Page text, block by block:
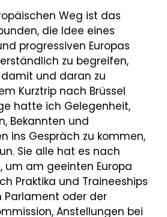
Weg ist das
die Idee eines
progressiven Europas
zu begreifen,
und daran zu
Kurztrip nach Brüssel
hatte ich Gelegenheit,
Bekannten und
ins Gespräch zu kommen,
Sie alle hat es nach
um am geeinten Europa
Praktika und Traineeships
Parlament oder der
Anstellungen bei